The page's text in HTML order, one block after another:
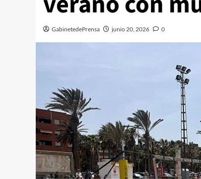
GabinetedePrensa junio 20, 2026 0